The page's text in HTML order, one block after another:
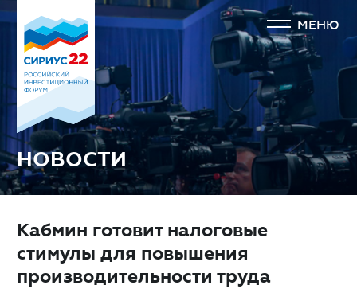
МЕНЮ
НОВОСТИ
Кабмин готовит налоговые
стимулы для повышения
производительности труда